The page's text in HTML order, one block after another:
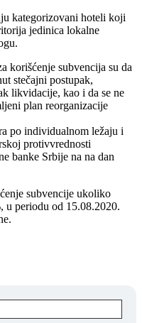
kategorizovani hoteli koji
jedinica lokalne
korišćenje subvencija su da
stečajni postupak,
likvidacije, kao i da se ne
plan reorganizacije
po individualnom ležaju i
protivvrednosti
banke Srbije na na dan
subvencije ukoliko
u periodu od 15.08.2020.